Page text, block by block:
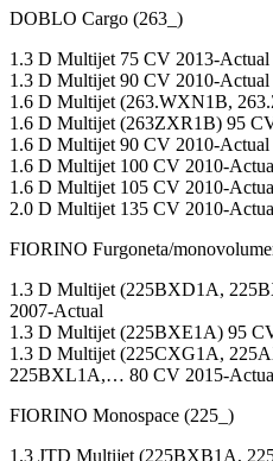
DOBLO Cargo (263_)
1.3 D Multijet 75 CV 2013-Actual
1.3 D Multijet 90 CV 2010-Actual
1.6 D Multijet (263.WXN1B,
1.6 D Multijet (263ZXR1B) 95
1.6 D Multijet 90 CV 2010-Actual
1.6 D Multijet 100 CV 2010-
1.6 D Multijet 105 CV 2010-
2.0 D Multijet 135 CV 2010-
FIORINO Furgoneta/
1.3 D Multijet (225BXD1A,
2007-Actual
1.3 D Multijet (225BXE1A) 95
1.3 D Multijet (225CXG1A,
225BXL1A,… 80 CV 2015-
FIORINO Monospace (225_)
1.3 JTD Multijet (225BXB1A,